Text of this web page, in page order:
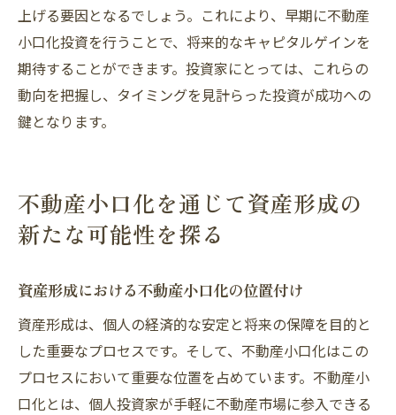
上げる要因となるでしょう。これにより、早期に不動産
小口化投資を行うことで、将来的なキャピタルゲインを
期待することができます。投資家にとっては、これらの
動向を把握し、タイミングを見計らった投資が成功への
鍵となります。
不動産小口化を通じて資産形成の
新たな可能性を探る
資産形成における不動産小口化の位置付け
資産形成は、個人の経済的な安定と将来の保障を目的と
した重要なプロセスです。そして、不動産小口化はこの
プロセスにおいて重要な位置を占めています。不動産小
口化とは、個人投資家が手軽に不動産市場に参入できる